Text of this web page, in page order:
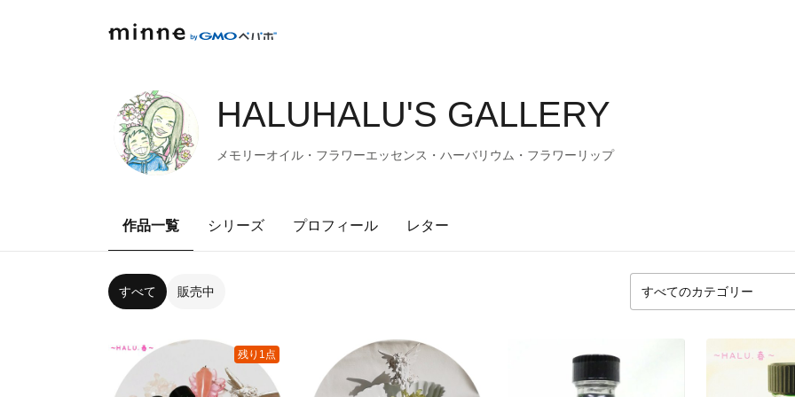
HALUHALU'S GALLERY
メモリーオイル・フラワーエッセンス・ハーバリウム・フラワーリップ
作品一覧 シリーズ プロフィール レター
すべて 販売中
残り1点